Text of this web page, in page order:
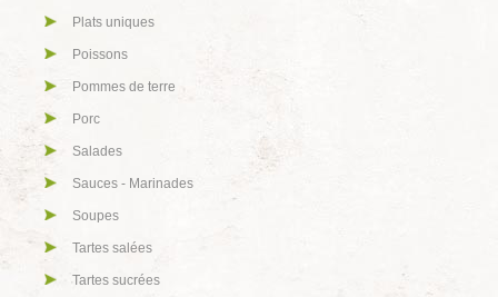
Plats uniques
Poissons
Pommes de terre
Porc
Salades
Sauces - Marinades
Soupes
Tartes salées
Tartes sucrées